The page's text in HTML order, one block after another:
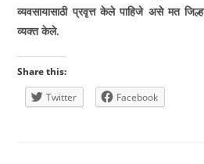
व्यवसायासाठी प्रवृत्त केले पाहिजे असे मत
व्यक्त केले.
Share this:
Twitter
Facebook